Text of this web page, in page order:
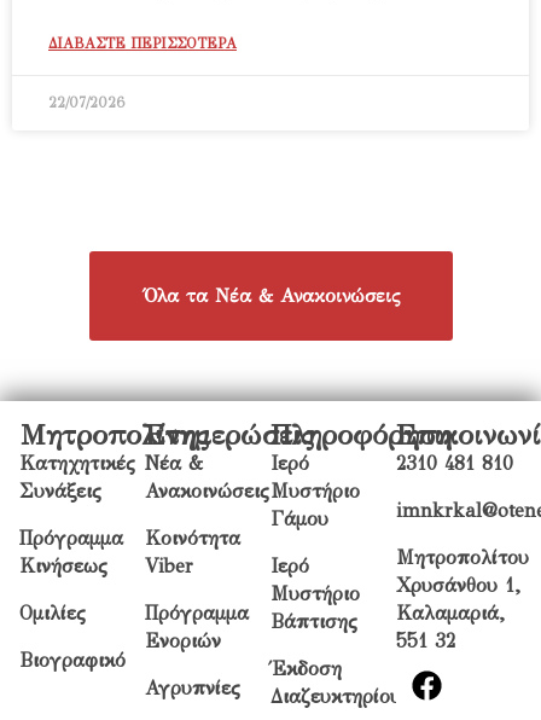
ΔΙΑΒΑΣΤΕ ΠΕΡΙΣΣΟΤΕΡΑ
22/07/2026
Όλα τα Νέα & Ανακοινώσεις
Μητροπολίτης
Κατηχητικές
Συνάξεις
Πρόγραμμα
Κινήσεως
Ομιλίες
Βιογραφικό
Ενημερώσεις
Νέα &
Ανακοινώσεις
Κοινότητα
Viber
Πρόγραμμα
Ενοριών
Αγρυπνίες
Πληροφόρηση
Ιερό
Μυστήριο
Γάμου
Ιερό
Μυστήριο
Βάπτισης
Έκδοση
Διαζευκτηρίου
2310 481 810
Μητροπολίτου
Χρυσάνθου 1,
Καλαμαριά,
551 32